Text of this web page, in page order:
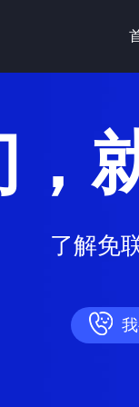
，
了解免